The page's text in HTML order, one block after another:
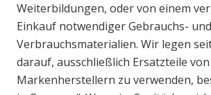
Weiterbildungen, oder von einem
Einkauf notwendiger Gebrauchs- und
Verbrauchsmaterialien. Wir legen
darauf, ausschließlich Ersatzteile
Markenherstellern zu verwenden,